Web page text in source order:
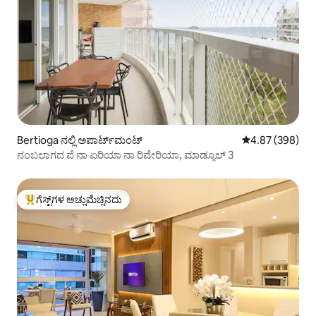
Bertioga ನಲ್ಲಿ ಅಪಾರ್ಟ್‌ಮಂಟ್ 5 ರಲ್ಲಿ 4.87
4.87 (398)
ನಂಬಲಾಗದ ಪೆ ನಾ ಏರಿಯಾ ನಾ ರಿವೇರಿಯಾ, ಮಾಡ್ಯೂಲ್ 3
ಗೆಸ್ಟ್‌ಗಳಿಗೆ ಅತಿ ಹೆಚ್ಚು ಅಚ್ಚುಮೆಚ್ಚಿನದು
ಗೆಸ್ಟ್‌ಗಳ ಅಚ್ಚುಮೆಚ್ಚಿನದು